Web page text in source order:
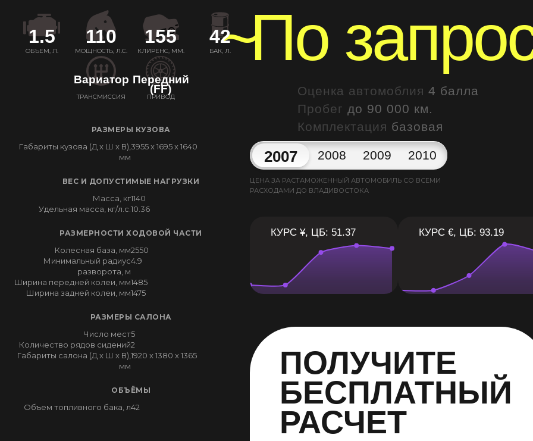
ОБЪЕМ, Л.
1.5
МОЩНОСТЬ, Л.С.
110
КЛИРЕНС, ММ.
155
БАК, Л.
42
ТРАНСМИССИЯ
Вариатор
ПРИВОД
Передний
(FF)
РАЗМЕРЫ КУЗОВА
Габариты кузова (Д x Ш x В),
мм
3955 x 1695 x 1640
ВЕС И ДОПУСТИМЫЕ НАГРУЗКИ
Масса, кг1140
Удельная масса, кг/л.с. 10.36
РАЗМЕРНОСТИ ХОДОВОЙ ЧАСТИ
Колесная база, мм2550
Минимальный радиус
разворота, м
4.9
Ширина передней колеи, мм1485
Ширина задней колеи, мм1475
РАЗМЕРЫ САЛОНА
Число мест5
Количество рядов сидений2
Габариты салона (Д x Ш x В),
мм
1920 x 1380 x 1365
ОБЪЁМЫ
Объем топливного бака, л42
~По
Оценка автомоблия 4 балла
Пробег до 90 000 км.
Комплектация базовая
2007 2008 2009 2010
ЦЕНА ЗА РАСТАМОЖЕННЫЙ АВТОМОБИЛЬ СО ВСЕМИ
РАСХОДАМИ ДО ВЛАДИВОСТОКА
КУРС ¥, ЦБ: 51.37 КУРС €, ЦБ: 93.19
ПОЛУЧИТЕ
БЕСПЛАТНЫЙ
РАСЧЕТ